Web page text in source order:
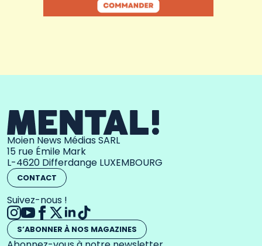
Moien News Médias SARL
15 rue Émile Mark
L-4620 Differdange LUXEMBOURG
CONTACT
Suivez-nous !
S’ABONNER À NOS MAGAZINES